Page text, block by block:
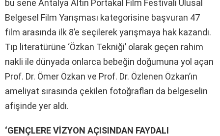
bu sene Antalya Altın Portakal Film Festivali Ulusal
Belgesel Film Yarışması kategorisine başvuran 47
film arasında ilk 8’e seçilerek yarışmaya hak kazandı.
Tıp literatürüne ‘Özkan Tekniği’ olarak geçen rahim
nakli ile dünyada onlarca bebeğin doğumuna yol açan
Prof. Dr. Ömer Özkan ve Prof. Dr. Özlenen Özkan’ın
ameliyat sırasında çekilen fotoğrafları da belgeselin
afişinde yer aldı.
‘GENÇLERE VİZYON AÇISINDAN FAYDALI